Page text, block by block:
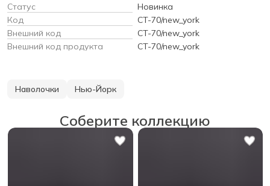
Статус
Новинка
Код
CT-70/new_york
Внешний код
CT-70/new_york
Внешний код продукта
CT-70/new_york
Наволочки Нью-Йорк
Соберите коллекцию